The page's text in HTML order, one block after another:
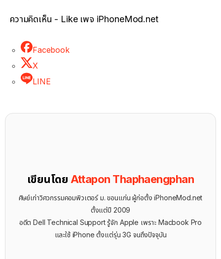
ความคิดเห็น - Like เพจ iPhoneMod.net
Facebook
X
LINE
เขียนโดย Attapon Thaphaengphan
ศิษย์เก่าวิศวกรรมคอมพิวเตอร์ ม. ขอนแก่น ผู้ก่อตั้ง iPhoneMod.net
ตั้งแต่ปี 2009
อดีต Dell Technical Support รู้จัก ​Apple เพราะ Macbook Pro
และใช้ iPhone ตั้งแต่รุ่น 3G จนถึงปัจจุบัน